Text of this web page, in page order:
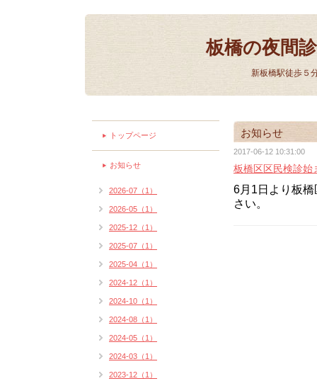
板橋の夜間
新板橋駅徒歩５
お知らせ
2017-06-12 10:31:00
板橋区区民検診始
6月1日より板
さい。
トップページ
お知らせ
2026-07（1）
2026-05（1）
2025-12（1）
2025-07（1）
2025-04（1）
2024-12（1）
2024-10（1）
2024-08（1）
2024-05（1）
2024-03（1）
2023-12（1）